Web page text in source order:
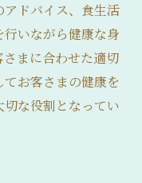
ドバイス、食生活
いながら健康な身
まに合わせた適切
お客さまの健康を
な役割となってい